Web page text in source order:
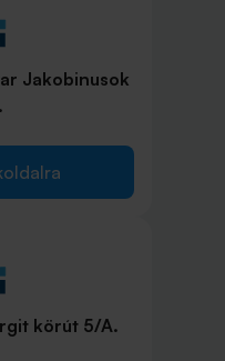
Jakobinusok
körút 5/A.